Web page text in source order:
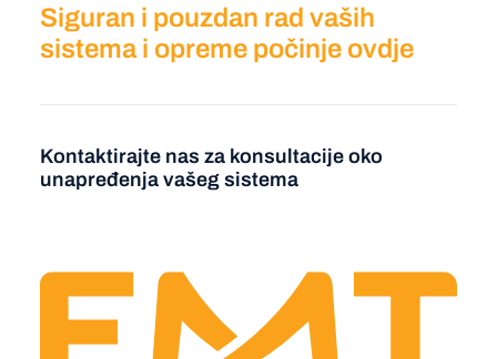
Siguran i pouzdan rad vaših
sistema i opreme počinje ovdje
Kontaktirajte nas za konsultacije oko
unapređenja vašeg sistema